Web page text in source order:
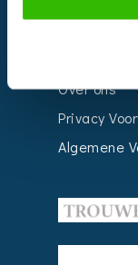
Over ons
Privacy
Algemene